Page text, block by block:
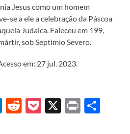
Jesus como um homem
se a ele a celebração da Páscoa
Judaica. Faleceu em 199,
sob Septímio Severo.
Acesso em: 27 jul. 2023.
LinkedIn
Reddit
Pocket
X Print